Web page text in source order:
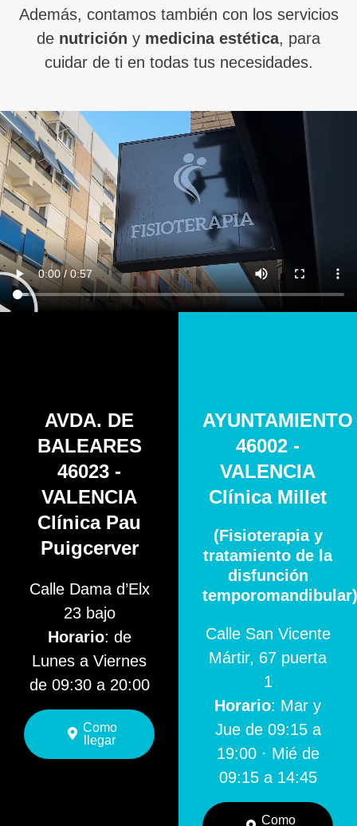
Además, contamos también con los servicios
de nutrición y medicina estética, para
cuidar de ti en todas tus necesidades.
AVDA. DE
BALEARES
46023 -
VALENCIA
Clínica Pau
Puigcerver
Calle Dama d’Elx
23 bajo
Horario: de
Lunes a Viernes
de 09:30 a 20:00
Como
llegar
AYUNTAMIENTO
46002 -
VALENCIA
Clínica Millet
(Fisioterapia y
tratamiento de la
disfunción
temporomandibular)
Calle San Vicente
Mártir, 67 puerta
1
Horario: Mar y
Jue de 09:15 a
19:00 · Mié de
09:15 a 14:45
Como